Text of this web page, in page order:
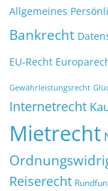
Allgemeines
Bankrecht
EU-Recht
Gewährleistungsrecht
Internetrecht
Mietrecht
Reiserecht